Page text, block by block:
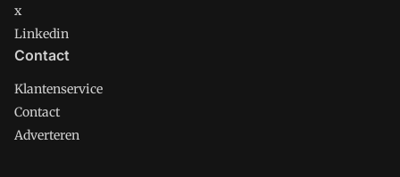
x
Linkedin
Contact
Klantenservice
Contact
Adverteren